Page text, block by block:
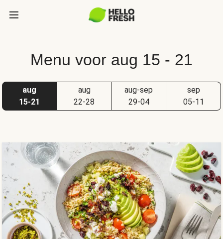
Menu voor aug 15 - 21
aug
15-21
aug
22-28
aug-sep
29-04
sep
05-11